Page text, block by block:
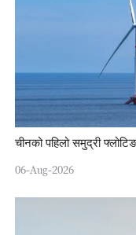
चीनको पहिलो समुद्री
06-Aug-2026